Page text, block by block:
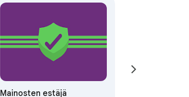
Mainosten estäjä